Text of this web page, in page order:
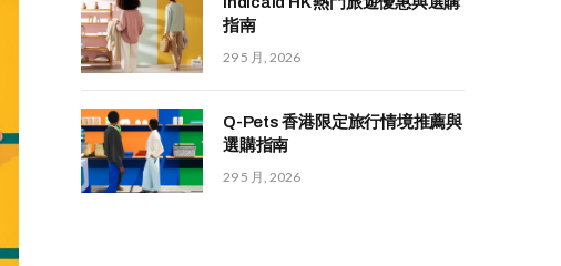
指南
29 5 月, 2026
Q-Pets 香港限定旅行情境推薦與
選購指南
29 5 月, 2026